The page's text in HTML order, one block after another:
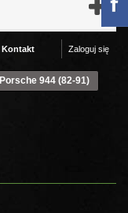
Zaloguj się
Kontakt
Porsche 944 (82-91)